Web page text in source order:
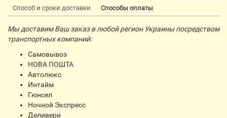
Способ и сроки доставки Способы оплаты
Мы доставим Ваш заказ в любой регион Украины посредством
транспортных компаний:
Самовывоз
НОВА ПОШТА
Автолюкс
Интайм
Гюнсел
Ночной Экспресс
Деливери